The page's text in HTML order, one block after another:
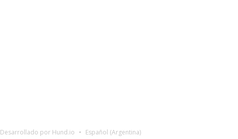
Desarrollado por Hund.io Español (Argentina)